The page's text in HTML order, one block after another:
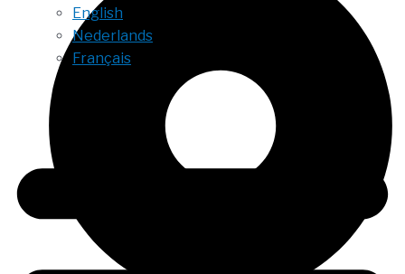
English
Nederlands
Français